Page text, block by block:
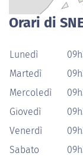
Orari di
Lunedì
Martedì
Mercoledì
Giovedì
Venerdì
Sabato